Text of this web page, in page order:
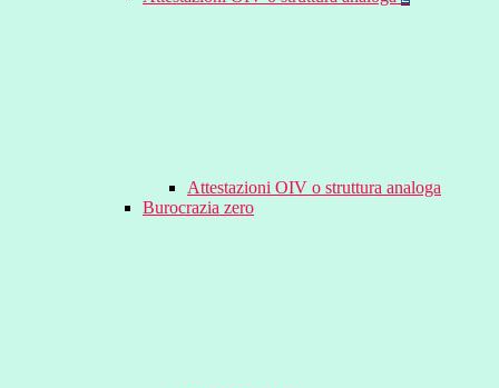
Attestazioni OIV o struttura analoga
Burocrazia zero